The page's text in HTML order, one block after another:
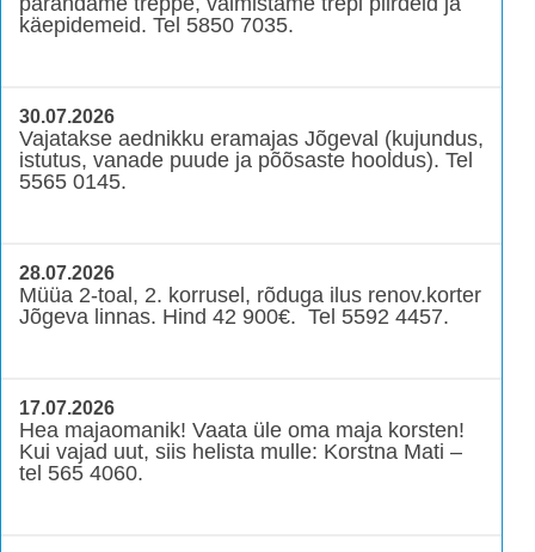
käepidemeid. Tel 5850 7035.
30.07.2026
Vajatakse aednikku eramajas Jõgeval (kujundus,
istutus, vanade puude ja põõsaste hooldus). Tel
5565 0145.
28.07.2026
Müüa 2-toal, 2. korrusel, rõduga ilus renov.korter
Jõgeva linnas. Hind 42 900€. Tel 5592 4457.
17.07.2026
Hea majaomanik! Vaata üle oma maja korsten!
Kui vajad uut, siis helista mulle: Korstna Mati –
tel 565 4060.